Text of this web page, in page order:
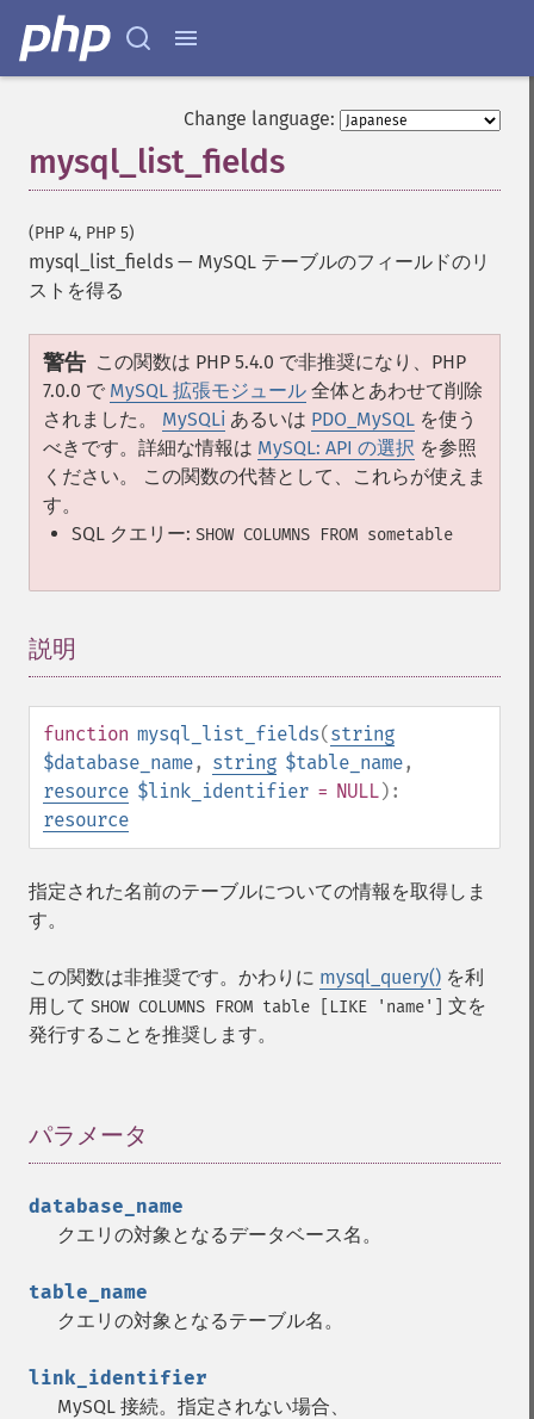
Change language:
mysql_list_fields
(PHP 4, PHP 5)
mysql_list_fields — MySQL テーブルのフィールドのリ
ストを得る
警告 この関数は PHP 5.4.0 で非推奨になり、PHP
7.0.0 で MySQL 拡張モジュール 全体とあわせて削除
されました。 MySQLi あるいは PDO_MySQL を使う
べきです。詳細な情報は MySQL: API の選択 を参照
ください。 この関数の代替として、これらが使えま
す。
SQL クエリー: SHOW COLUMNS FROM sometable
説明
function mysql_list_fields(string
$database_name, string $table_name,
resource $link_identifier = NULL):
resource
指定された名前のテーブルについての情報を取得しま
す。
この関数は非推奨です。かわりに mysql_query() を利
用して SHOW COLUMNS FROM table [LIKE 'name']
文を
発行することを推奨します。
パラメータ
database_name
クエリの対象となるデータベース名。
table_name
クエリの対象となるテーブル名。
link_identifier
MySQL 接続。指定されない場合、